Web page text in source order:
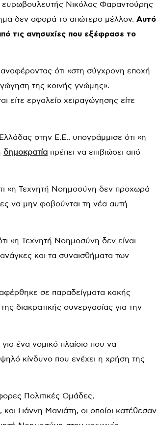
Νικόλας Φαραντούρης
δεν αφορά το απώτερο μέλλον. Αυτό
τις ανησυχίες που εξέφρασε το
ότι «στη σύγχρονη εποχή
της κοινής γνώμης».
είτε εργαλείο χειραγώγησης είτε
στην Ε.Ε., υπογράμμισε ότι «η
δημοκρατία πρέπει να επιβιώσει από
«η Τεχνητή Νοημοσύνη δεν προχωρά
να μην φοβούνται τη νέα αυτή
«η Τεχνητή Νοημοσύνη δεν είναι
και τα συναισθήματα των
σε παραδείγματα κακής
διακρατικής συνεργασίας για την
ένα νομικό πλαίσιο που να
κίνδυνο που ενέχει η χρήση της
Πολιτικές Ομάδες,
Γιάννη Μανιάτη, οι οποίοι κατέθεσαν